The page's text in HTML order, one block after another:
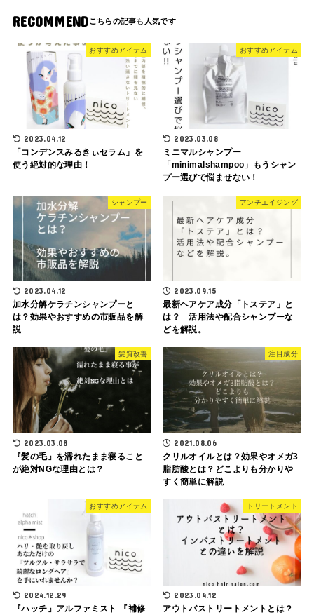
RECOMMEND
おすすめアイテム
2023.04.12
「コンデンスみるきぃセラム」を
使う絶対的な理由！
おすすめアイテム
2023.03.08
ミニマルシャンプー
「minimalshampoo」もうシャン
プー選びで悩ませない！
シャンプー
2023.04.12
加水分解ケラチンシャンプーと
は？効果やおすすめの市販品を解
説
アンチエイジング
2023.09.15
最新ヘアケア成分「トステア」と
は？ 活用法や配合シャンプーな
どを解説。
髪質改善
2023.03.08
『髪の毛』を濡れたまま寝ること
が絶対NGな理由とは？
注目成分
2021.08.06
クリルオイルとは？効果やオメガ3
脂肪酸とは？どこよりも分かりや
すく簡単に解説
おすすめアイテム
2024.12.29
『ハッチ』アルファミスト 『補修
トリートメント
2023.04.12
アウトバストリートメントとは？